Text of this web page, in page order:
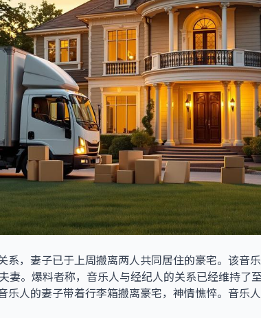
系，妻子已于上周搬离两人共同居住的豪宅。该音
妻。爆料者称，音乐人与经纪人的关系已经维持了
乐人的妻子带着行李箱搬离豪宅，神情憔悴。音乐